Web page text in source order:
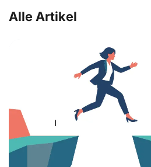
Alle Artikel